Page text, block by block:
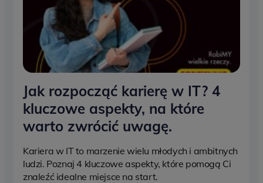
Jak rozpocząć karierę w IT? 4
kluczowe aspekty, na które
warto zwrócić uwagę.
Kariera w IT to marzenie wielu młodych i ambitnych
ludzi. Poznaj 4 kluczowe aspekty, które pomogą Ci
znaleźć idealne miejsce na start.